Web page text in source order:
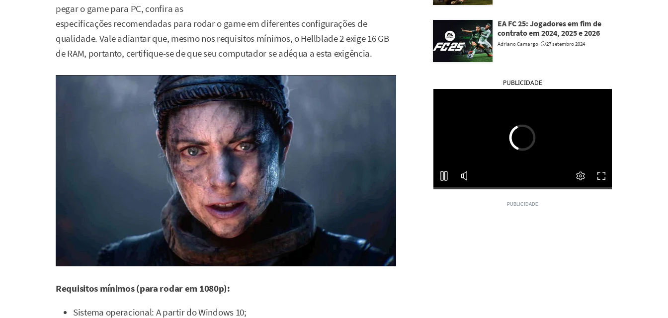
pegar o game para PC, confira as
especificações recomendadas para rodar o game em diferentes configurações de
qualidade. Vale adiantar que, mesmo nos requisitos mínimos, o Hellblade 2 exige 16 GB
de RAM, portanto, certifique-se de que seu computador se adéqua a esta exigência.
Requisitos mínimos (para rodar em 1080p):
Sistema operacional: A partir do Windows 10;
EA FC 25: Jogadores em fim de
contrato em 2024, 2025 e 2026
Adriano Camargo 27 setembro 2024
PUBLICIDADE